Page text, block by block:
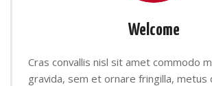
Welcome
Cras convallis nisl sit amet commodo
gravida, sem et ornare fringilla, metus